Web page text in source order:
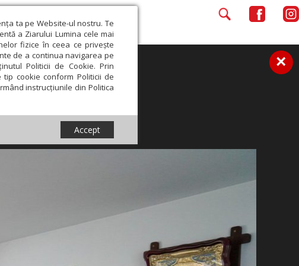
ta pe Website-ul nostru. Te
a Ziarului Lumina cele mai
fizice în ceea ce privește
de a continua navigarea pe
Politicii de Cookie. Prin
cookie conform Politicii de
instrucțiunile din Politica
Accept
×